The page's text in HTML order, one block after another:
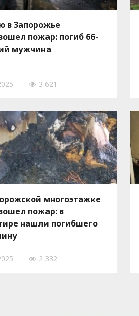
в Запорожье
пожар: погиб 66-
мужчина
3 621
многоэтажке
пожар: в
нашли погибшего
2 332